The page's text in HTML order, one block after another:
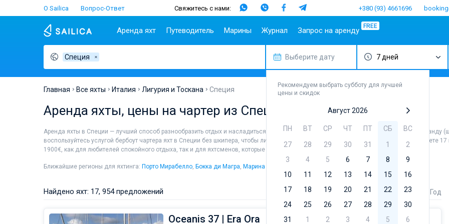
О Sailica Вопрос-Ответ Свяжитесь с нами: +380 (93) 4661696
Аренда яхт
страны
Италия
Испания
Франция
Британские Виргинские
Мартиника
направления
Шибеник
Задар
Сицилия
Ибица
Лефкас
Популярные
марины
Алимос Марина
Марина Далмация
Марина Баотич
Марина Мандалина
Марина Корнати
Марина Каштела
Дубровник
Марина Веруда
бренды
Fountaine
Путеводитель
Дубровник
Сплит
Волос
Лаврион
Испания
Ибица
Майорка
Португалия
Мадейра
Италия
Неаполь
Сардиния
Сицилия
Марины Журнал Запрос на аренду FREE
Специя Выберите дату
Рекомендуем выбрать субботу для лучшей
цены и скидок
Август 2026
ПН ВТ СР ЧТ ПТ СБ
ВС
27
28 29 30 31 1
2
3
4 5 6 7 8
9
10
11 12 13 14 15
16
17
18 19 20 21 22
23
24
25 26 27 28 29
30
31
1 2 3 4 5 6
7 дней
Главная Все яхты Италия Лигурия и Тоскана Специя
Аренда яхты, цены на чартер из Специи
Аренда яхты в Специи — лучший способ разнообразить отдых и насладиться незабываемыми видами в округе города. Наймите команду
воспользуйтесь услугой бербоут чартера яхт в Специи без шкипера, чтобы лично управлять судном. В каталоге яхт в аренду вы найдете
1900€, как для любителей спокойного отдыха, так и для яхтсменов, которые не представляют себе жизни без паруса.
Ближайшие регионы для яхтинга: Порто Мирабелло, Бокка ди Магра, Марина дель Феццано
Найдено яхт: 17, 954 предложений Стоимость Длина Год
Oceanis 37 | Era Ora